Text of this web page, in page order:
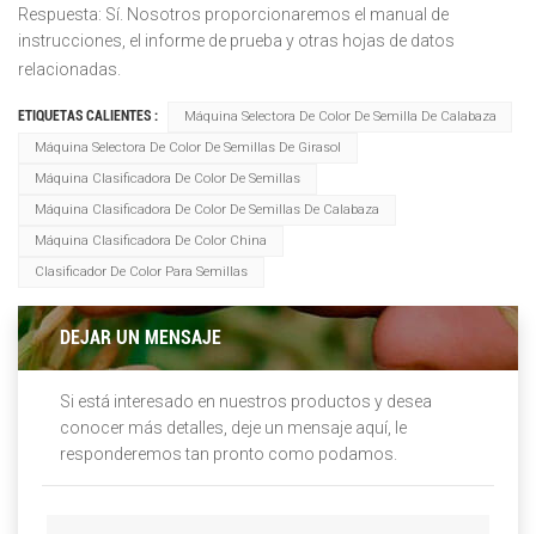
Respuesta: Sí. Nosotros proporcionaremos el manual de
instrucciones, el informe de prueba y otras hojas de datos
relacionadas.
ETIQUETAS CALIENTES :
Máquina Selectora De Color De Semilla De Calabaza
Máquina Selectora De Color De Semillas De Girasol
Máquina Clasificadora De Color De Semillas
Máquina Clasificadora De Color De Semillas De Calabaza
Máquina Clasificadora De Color China
Clasificador De Color Para Semillas
DEJAR UN MENSAJE
Si está interesado en nuestros productos y desea
conocer más detalles, deje un mensaje aquí, le
responderemos tan pronto como podamos.